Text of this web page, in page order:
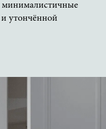
минималистичные
утончённой